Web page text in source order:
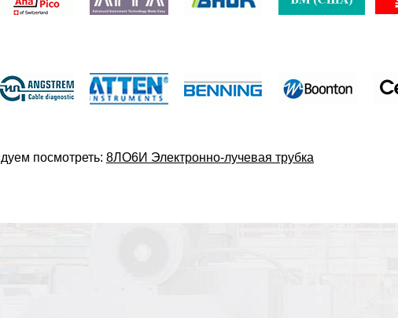
посмотреть: 8ЛО6И Электронно-лучевая трубка